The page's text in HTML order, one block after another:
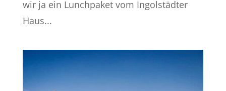
wir ja ein Lunchpaket vom Ingolstädter
Haus...